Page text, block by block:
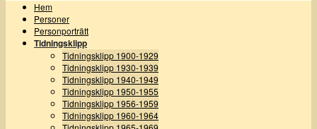
Hem
Personer
Personporträtt
Tidningsklipp
Tidningsklipp 1900-1929
Tidningsklipp 1930-1939
Tidningsklipp 1940-1949
Tidningsklipp 1950-1955
Tidningsklipp 1956-1959
Tidningsklipp 1960-1964